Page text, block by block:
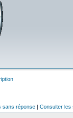
sans réponse | Consulter les